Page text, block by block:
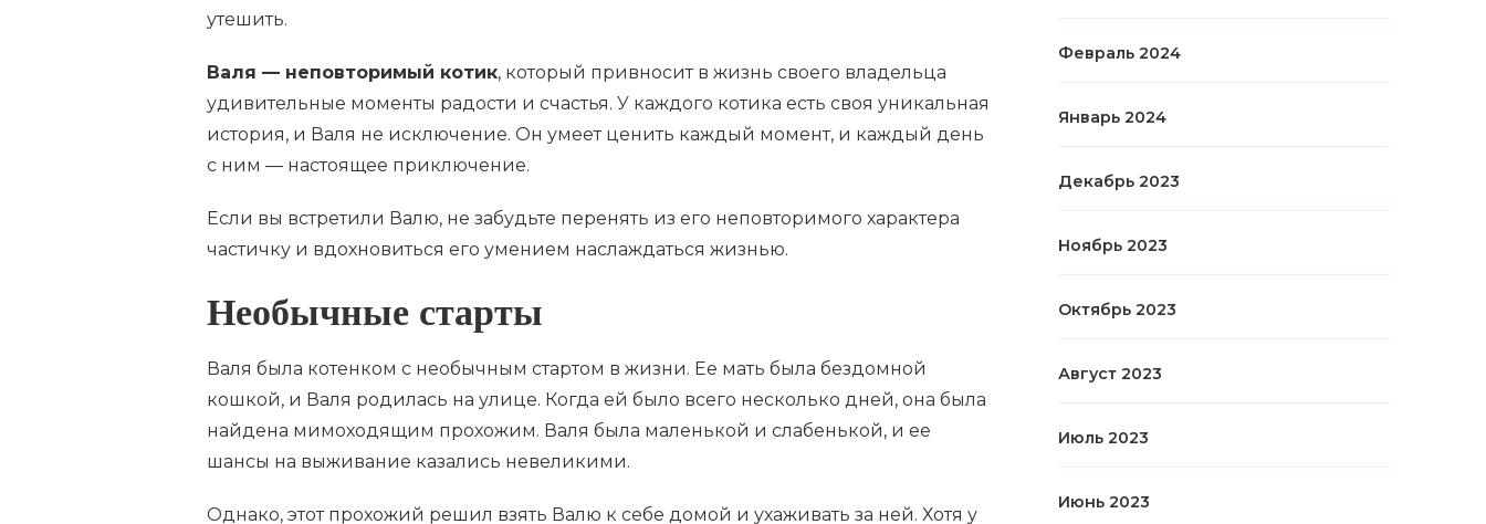
утешить.
Валя — неповторимый котик, который привносит в жизнь своего владельца
удивительные моменты радости и счастья. У каждого котика есть своя уникальная
история, и Валя не исключение. Он умеет ценить каждый момент, и каждый день
с ним — настоящее приключение.
Если вы встретили Валю, не забудьте перенять из его неповторимого характера
частичку и вдохновиться его умением наслаждаться жизнью.
Необычные старты
Валя была котенком с необычным стартом в жизни. Ее мать была бездомной
кошкой, и Валя родилась на улице. Когда ей было всего несколько дней, она была
найдена мимоходящим прохожим. Валя была маленькой и слабенькой, и ее
шансы на выживание казались невеликими.
Однако, этот прохожий решил взять Валю к себе домой и ухаживать за ней. Хотя у
Февраль 2024
Январь 2024
Декабрь 2023
Ноябрь 2023
Октябрь 2023
Август 2023
Июль 2023
Июнь 2023